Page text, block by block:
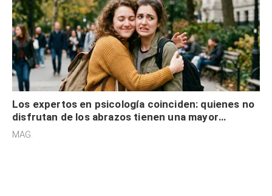
Los expertos en psicología coinciden: quienes no
disfrutan de los abrazos tienen una mayor
sensibilidad a los estímulos físicos y no es por
MAG.